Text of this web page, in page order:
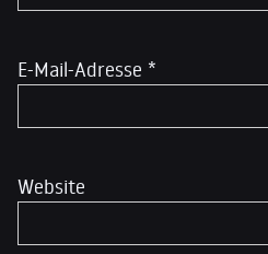
E-Mail-Adresse *
Website